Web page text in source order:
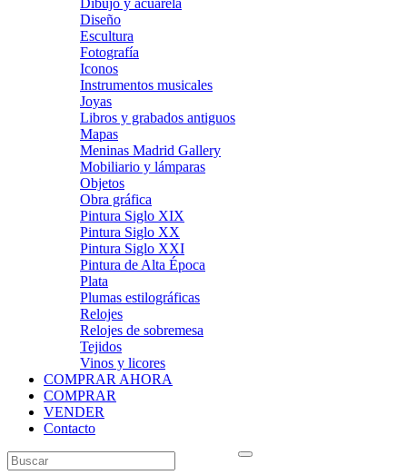
Dibujo y acuarela
Diseño
Escultura
Fotografía
Iconos
Instrumentos musicales
Joyas
Libros y grabados antiguos
Mapas
Meninas Madrid Gallery
Mobiliario y lámparas
Objetos
Obra gráfica
Pintura Siglo XIX
Pintura Siglo XX
Pintura Siglo XXI
Pintura de Alta Época
Plata
Plumas estilográficas
Relojes
Relojes de sobremesa
Tejidos
Vinos y licores
COMPRAR AHORA
COMPRAR
VENDER
Contacto